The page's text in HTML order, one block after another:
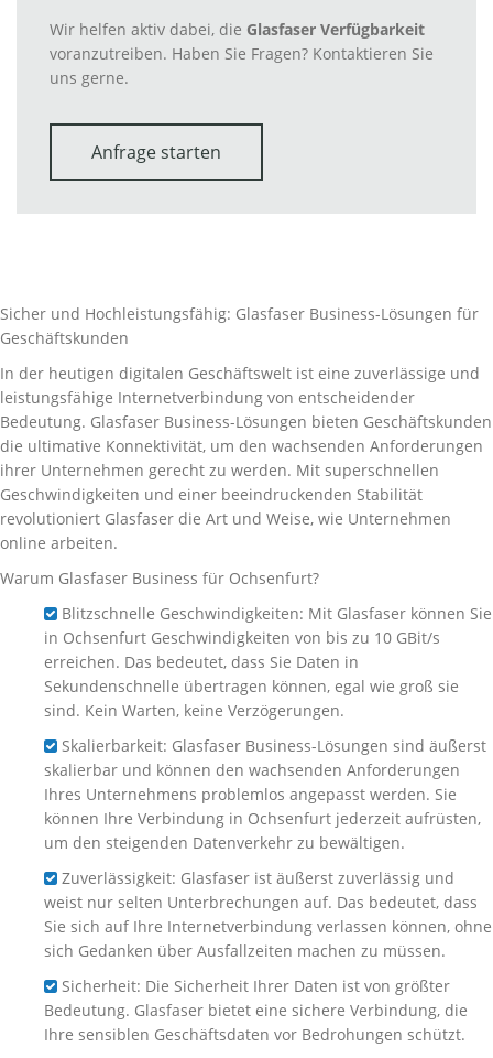
Wir helfen aktiv dabei, die Glasfaser Verfügbarkeit
voranzutreiben. Haben Sie Fragen? Kontaktieren Sie
uns gerne.
Anfrage starten
Sicher und Hochleistungsfähig: Glasfaser Business-Lösungen für
Geschäftskunden
In der heutigen digitalen Geschäftswelt ist eine zuverlässige und
leistungsfähige Internetverbindung von entscheidender
Bedeutung. Glasfaser Business-Lösungen bieten Geschäftskunden
die ultimative Konnektivität, um den wachsenden Anforderungen
ihrer Unternehmen gerecht zu werden. Mit superschnellen
Geschwindigkeiten und einer beeindruckenden Stabilität
revolutioniert Glasfaser die Art und Weise, wie Unternehmen
online arbeiten.
Warum Glasfaser Business für Ochsenfurt?
Blitzschnelle Geschwindigkeiten: Mit Glasfaser können Sie
in Ochsenfurt Geschwindigkeiten von bis zu 10 GBit/s
erreichen. Das bedeutet, dass Sie Daten in
Sekundenschnelle übertragen können, egal wie groß sie
sind. Kein Warten, keine Verzögerungen.
Skalierbarkeit: Glasfaser Business-Lösungen sind äußerst
skalierbar und können den wachsenden Anforderungen
Ihres Unternehmens problemlos angepasst werden. Sie
können Ihre Verbindung in Ochsenfurt jederzeit aufrüsten,
um den steigenden Datenverkehr zu bewältigen.
Zuverlässigkeit: Glasfaser ist äußerst zuverlässig und
weist nur selten Unterbrechungen auf. Das bedeutet, dass
Sie sich auf Ihre Internetverbindung verlassen können, ohne
sich Gedanken über Ausfallzeiten machen zu müssen.
Sicherheit: Die Sicherheit Ihrer Daten ist von größter
Bedeutung. Glasfaser bietet eine sichere Verbindung, die
Ihre sensiblen Geschäftsdaten vor Bedrohungen schützt.